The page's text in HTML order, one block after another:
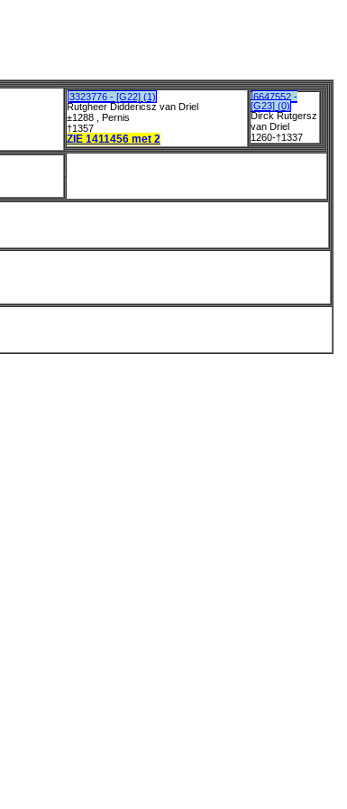
3323776 - [G22] (1)
Rutgheer Diddericsz van Driel
±1288 , Pernis
†1357
ZIE 1411456 met 2
6647552 -
[G23] (0)
Dirck Rutgersz
van Driel
1260-†1337